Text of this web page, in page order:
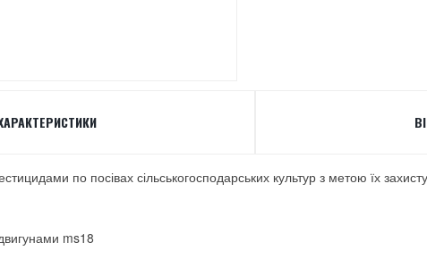
по посівах сільськогосподарських культур з метою їх захисту
ms18